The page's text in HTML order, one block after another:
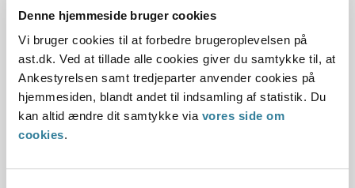
Denne hjemmeside bruger cookies
Vi bruger cookies til at forbedre brugeroplevelsen på
ast.dk. Ved at tillade alle cookies giver du samtykke til, at
Ankestyrelsen samt tredjeparter anvender cookies på
hjemmesiden, blandt andet til indsamling af statistik. Du
kan altid ændre dit samtykke via vores side om
cookies.
Stadfæstelse
Vi er enige i den afgørelse, der er klaget over.
Ændring/ophævelse
Vi er helt eller delvist uenige i den afgørelse, der er
klaget over. Derfor ændrer vi afgørelsen.